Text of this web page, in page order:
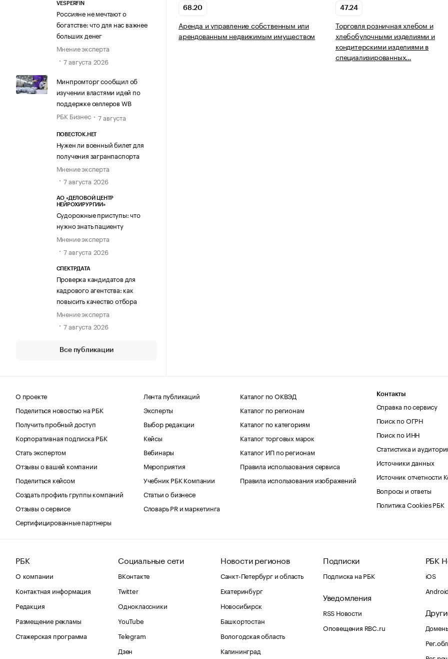
VESPERFIN
Россияне не мечтают о
богатстве: что для нас важнее
больших денег
Мнение эксперта
7 августа 2026
Минпромторг сообщил об
изучении властями идей по
поддержке селлеров WB
РБК Бизнес
7 августа
ПОВЕСТОК.НЕТ
Нужен ли военный билет для
получения загранпаспорта
Мнение эксперта
7 августа 2026
АО «ДЕЛОВОЙ ЦЕНТР
НЕЙРОХИРУРГИИ»
Судорожные приступы: что
нужно знать пациенту
Мнение эксперта
7 августа 2026
СПЕКТРДАТА
Проверка кандидатов для
кадрового агентства: как
повысить качество отбора
Мнение эксперта
7 августа 2026
Все публикации
68.20
Аренда и управление собственным или
арендованным недвижимым имуществом
47.24
Торговля розничная хлебом и
хлебобулочными изделиями и
кондитерскими изделиями в
специализированных…
О проекте
Поделиться новостью на РБК
Получить пробный доступ
Корпоративная подписка РБК
Стать экспертом
Отзывы о вашей компании
Поделиться кейсом
Создать профиль группы компаний
Отзывы о сервисе
Сертифицированные партнеры
Лента публикаций
Эксперты
Выбор редакции
Кейсы
Вебинары
Мероприятия
Учебник РБК Компании
Статьи о бизнесе
Словарь PR и маркетинга
Каталог по ОКВЭД
Каталог по регионам
Каталог по категориям
Каталог торговых марок
Каталог ИП по регионам
Правила использования сервиса
Правила использования изображений
Контакты
Справка по сервису
Поиск по ОГРН
Поиск по ИНН
Статистика и
Источники данных
Источник отчетности
Вопросы и ответы
Политика Cookies РБК
РБК
О компании
Контактная информация
Редакция
Размещение рекламы
Стажерская программа
Социальные сети
ВКонтакте
Twitter
Одноклассники
YouTube
Telegram
Дзен
Новости регионов
Санкт-Петербург и область
Екатеринбург
Новосибирск
Башкортостан
Вологодская область
Калининград
Подписки
Подписка на РБК
Уведомления
RSS Новости
Оповещения RBC.ru
РБК
iOS